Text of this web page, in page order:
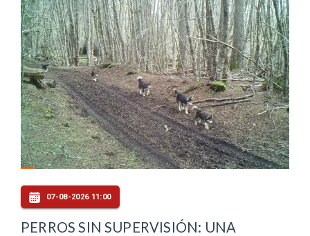
07-08-2026 11:00
PERROS SIN SUPERVISIÓN: UNA